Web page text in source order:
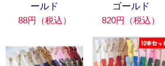
ールド
88円（税込）
ゴールド
820円（税込）